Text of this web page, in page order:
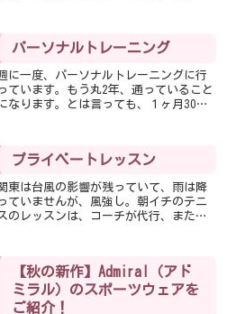
入るってことで、ちょっとちょっと見
て行くことに。最後に見た...
パーソナルトレーニング
に一度、パーソナルトレーニングに行
ています。もう丸2年、通っていること
なります。とは言っても、１ヶ月30分
り予約が取れない時があったりで、チ
ケットが積もりに...
プライベートレッスン
東は台風の影響が残っていて、雨は降
ていませんが、風強し。朝イチのテニ
のレッスンは、コーチが代行、また代
ん🎵残念なことにエルボーが悪化して
るし、この強風の中、スト...
【秋の新作】Admiral（アド
ミラル）のスポーツウェアを
ご紹介！